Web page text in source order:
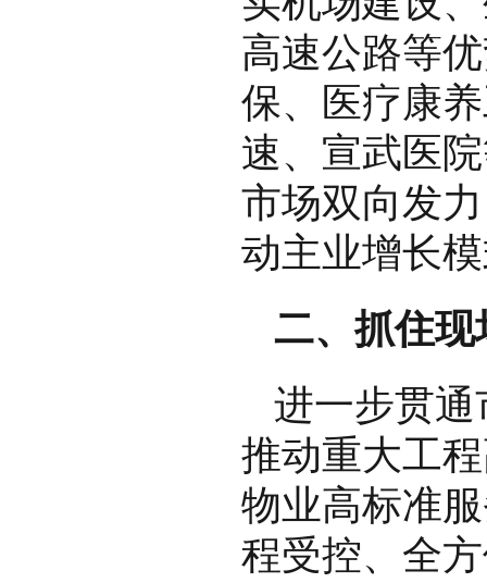
高速公路等
保、医疗康
速、宣武医
市场双向发
动主业增长
二、抓住
进一步贯
推动重大工
物业高标准
程受控、全